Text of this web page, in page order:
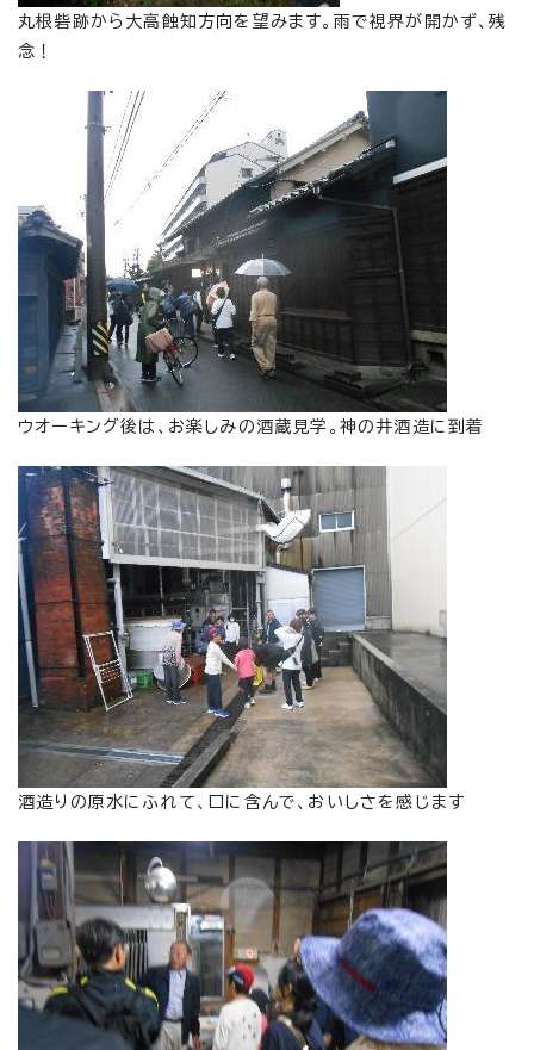
丸根砦跡から大高蝕知方向を望みます。雨で視界が開かず、残
念！
ウオーキング後は、お楽しみの酒蔵見学。神の井酒造に到着
酒造りの原水にふれて、口に含んで、おいしさを感じます